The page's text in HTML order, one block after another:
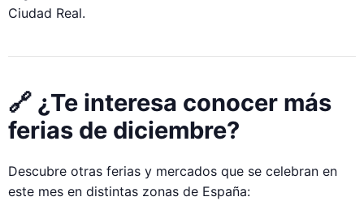
Ciudad Real.
🔗 ¿Te interesa conocer más
ferias de diciembre?
Descubre otras ferias y mercados que se celebran en
este mes en distintas zonas de España: